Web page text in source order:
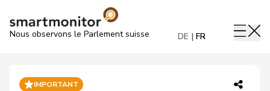
Nous observons le Parlement suisse DE FR
IMPORTANT